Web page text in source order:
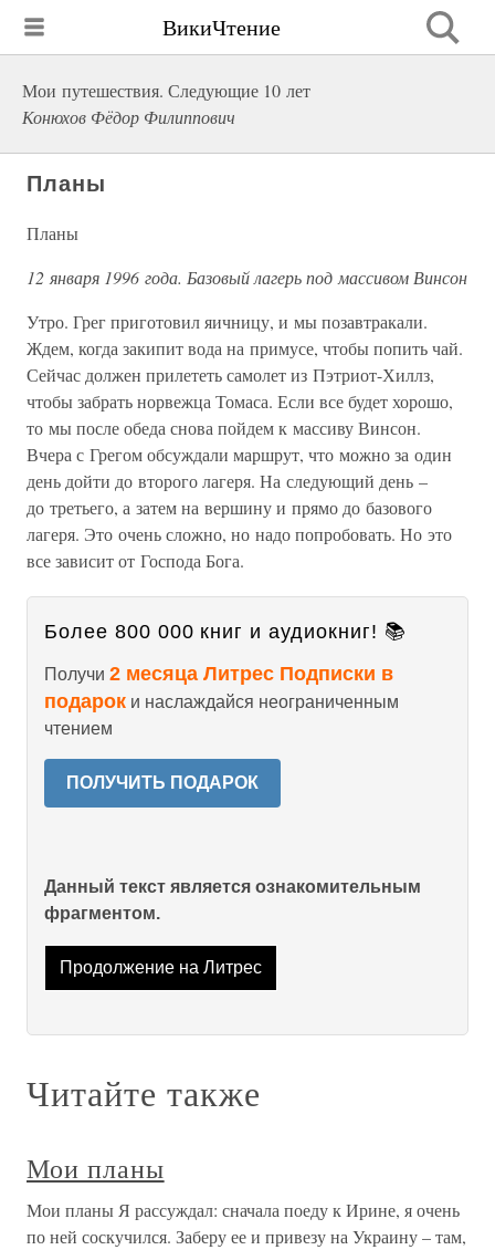
ВикиЧтение
Мои путешествия. Следующие 10 лет
Конюхов Фёдор Филиппович
Планы
Планы
12 января 1996 года. Базовый лагерь под массивом Винсон
Утро. Грег приготовил яичницу, и мы позавтракали.
Ждем, когда закипит вода на примусе, чтобы попить чай.
Сейчас должен прилететь самолет из Пэтриот-Хиллз,
чтобы забрать норвежца Томаса. Если все будет хорошо,
то мы после обеда снова пойдем к массиву Винсон.
Вчера с Грегом обсуждали маршрут, что можно за один
день дойти до второго лагеря. На следующий день –
до третьего, а затем на вершину и прямо до базового
лагеря. Это очень сложно, но надо попробовать. Но это
все зависит от Господа Бога.
Более 800 000 книг и аудиокниг! 📚
Получи 2 месяца Литрес Подписки в
подарок и наслаждайся неограниченным
чтением
ПОЛУЧИТЬ ПОДАРОК
Данный текст является ознакомительным
фрагментом.
Продолжение на Литрес
Читайте также
Мои планы
Мои планы Я рассуждал: сначала поеду к Ирине, я очень
по ней соскучился. Заберу ее и привезу на Украину – там,